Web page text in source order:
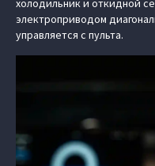
холодильник и откидной
электроприводом
управляется с пульта.